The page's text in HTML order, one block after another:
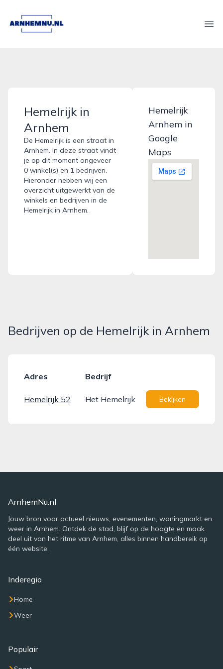
arnhemnu.nl
Hemelrijk in
Arnhem
De Hemelrijk is een straat in
Arnhem. In deze straat vindt
je op dit moment ongeveer
0 winkel(s) en 1 bedrijven.
Hieronder hebben wij een
overzicht uitgewerkt van de
winkels en bedrijven in de
Hemelrijk in Arnhem.
Hemelrijk
Arnhem in
Google
Maps
Bedrijven op de Hemelrijk in Arnhem
Adres Bedrijf
Hemelrijk 52 Het Hemelrijk Bekijken
ArnhemNu.nl
Jouw bron voor actueel nieuws, evenementen, woningmarkt en
weer in Arnhem. Ontdek de stad, blijf op de hoogte en maak
deel uit van het ritme van Arnhem, alles binnen handbereik op
één website.
Inderegio
Home
Weer
Populair